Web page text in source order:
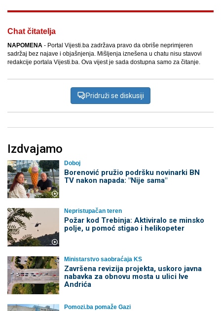
Chat čitatelja
NAPOMENA - Portal Vijesti.ba zadržava pravo da obriše neprimjeren
sadržaj bez najave i objašnjenja. Mišljenja iznešena u chatu nisu stavovi
redakcije portala Vijesti.ba. Ova vijest je sada dostupna samo za čitanje.
Pridruži se diskusiji
Izdvajamo
Doboj
Borenović pružio podršku novinarki BN
TV nakon napada: "Nije sama"
Nepristupačan teren
Požar kod Trebinja: Aktiviralo se minsko
polje, u pomoć stigao i helikopeter
Ministarstvo saobraćaja KS
Završena revizija projekta, uskoro javna
nabavka za obnovu mosta u ulici Ive
Andrića
Pomozi.ba pomaže Gazi